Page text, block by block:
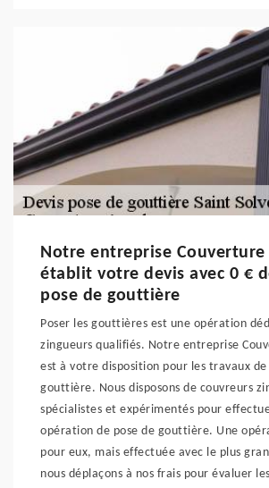
Notre entreprise Couverture
établit votre devis avec 0 €
pose de gouttière
Poser les gouttières est une opération
zingueurs qualifiés. Notre entreprise
est à votre disposition pour les travaux de
gouttière. Nous disposons de couvreurs
spécialistes et expérimentés pour
opération de pose de gouttière. Une
pour eux, mais effectuée avec le plus
nous déplaçons à nos frais pour évaluer